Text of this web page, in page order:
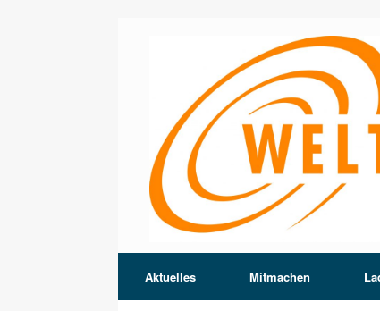
Aktuelles Mitmachen